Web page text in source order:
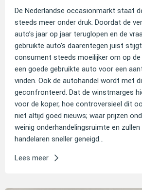
De Nederlandse occasionmarkt staat
steeds meer onder druk. Doordat de
auto’s jaar op jaar teruglopen en de
gebruikte auto’s daarentegen juist
consument steeds moeilijker om op de
een goede gebruikte auto voor een
vinden. Ook de autohandel wordt met
geconfronteerd. Dat de winstmarges
voor de koper, hoe controversieel dit
niet altijd goed nieuws; waar prijzen
weinig onderhandelingsruimte en
handelaren sneller geneigd...
Lees meer